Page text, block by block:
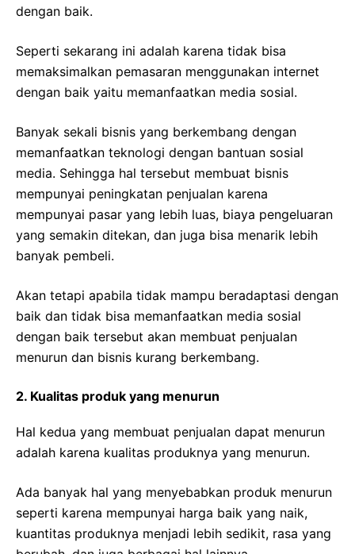
dengan baik.
Seperti sekarang ini adalah karena tidak bisa
memaksimalkan pemasaran menggunakan internet
dengan baik yaitu memanfaatkan media sosial.
Banyak sekali bisnis yang berkembang dengan
memanfaatkan teknologi dengan bantuan sosial
media. Sehingga hal tersebut membuat bisnis
mempunyai peningkatan penjualan karena
mempunyai pasar yang lebih luas, biaya pengeluaran
yang semakin ditekan, dan juga bisa menarik lebih
banyak pembeli.
Akan tetapi apabila tidak mampu beradaptasi dengan
baik dan tidak bisa memanfaatkan media sosial
dengan baik tersebut akan membuat penjualan
menurun dan bisnis kurang berkembang.
2. Kualitas produk yang menurun
Hal kedua yang membuat penjualan dapat menurun
adalah karena kualitas produknya yang menurun.
Ada banyak hal yang menyebabkan produk menurun
seperti karena mempunyai harga baik yang naik,
kuantitas produknya menjadi lebih sedikit, rasa yang